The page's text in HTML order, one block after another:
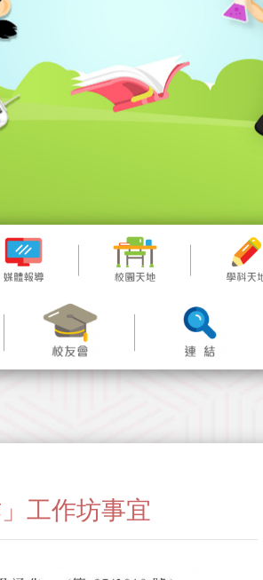
工作坊事宜